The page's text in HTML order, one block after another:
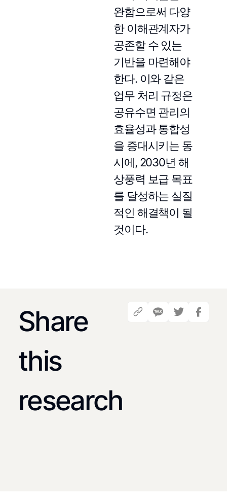
완함으로써 다양
한 이해관계자가
공존할 수 있는
기반을 마련해야
한다. 이와 같은
업무 처리 규정은
공유수면 관리의
효율성과 통합성
을 증대시키는 동
시에, 2030년 해
상풍력 보급 목표
를 달성하는 실질
적인 해결책이 될
것이다.
Share
this
research